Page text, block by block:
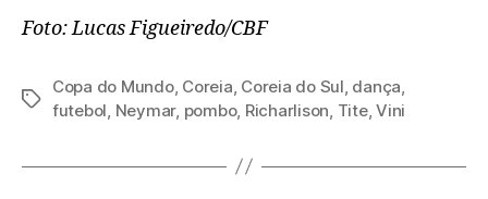
Foto: Lucas Figueiredo/CBF
Tags
Copa do Mundo, Coreia Coreia do Sul dança
futebol Neymar, pombo, Richarlison Tite,Vini